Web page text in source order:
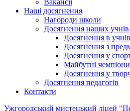
Наші досягнення
Нагороди школи
Досягнення наших учнів
Досягнення в
Досягнення з
Досягнення у
Майбутні чемпіони
Досягнення у
Досягнення педагогів
Контакти
Ужгородський мистецький ліцей